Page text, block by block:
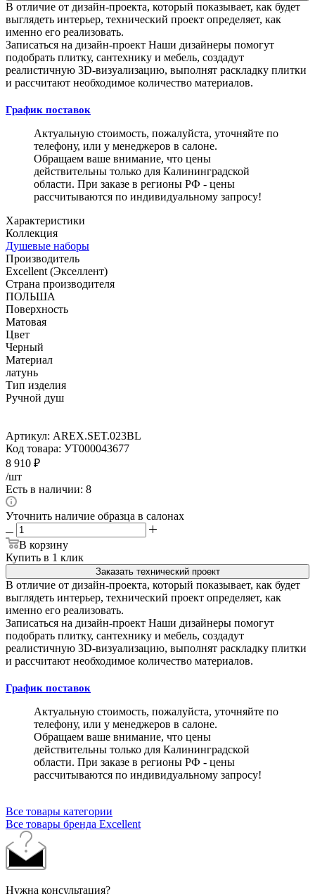
В отличие от дизайн-проекта, который показывает, как будет
выглядеть интерьер, технический проект определяет, как
именно его реализовать.
Записаться на дизайн-проект Наши дизайнеры помогут
подобрать плитку, сантехнику и мебель, создадут
реалистичную 3D-визуализацию, выполнят раскладку плитки
и рассчитают необходимое количество материалов.
График поставок
Актуальную стоимость, пожалуйста, уточняйте по
телефону, или у менеджеров в салоне.
Обращаем ваше внимание, что цены
действительны только для Калининградской
области. При заказе в регионы РФ - цены
рассчитываются по индивидуальному запросу!
Характеристики
Коллекция
Душевые наборы
Производитель
Excellent (Экселлент)
Страна производителя
ПОЛЬША
Поверхность
Матовая
Цвет
Черный
Материал
латунь
Тип изделия
Ручной душ
Артикул: AREX.SET.023BL
Код товара: УТ000043677
8 910 ₽
/шт
Есть в наличии: 8
Уточнить наличие образца в салонах
В корзину
Купить в 1 клик
Заказать технический проект
В отличие от дизайн-проекта, который показывает, как будет
выглядеть интерьер, технический проект определяет, как
именно его реализовать.
Записаться на дизайн-проект Наши дизайнеры помогут
подобрать плитку, сантехнику и мебель, создадут
реалистичную 3D-визуализацию, выполнят раскладку плитки
и рассчитают необходимое количество материалов.
График поставок
Актуальную стоимость, пожалуйста, уточняйте по
телефону, или у менеджеров в салоне.
Обращаем ваше внимание, что цены
действительны только для Калининградской
области. При заказе в регионы РФ - цены
рассчитываются по индивидуальному запросу!
Все товары категории
Все товары бренда Excellent
Нужна консультация?